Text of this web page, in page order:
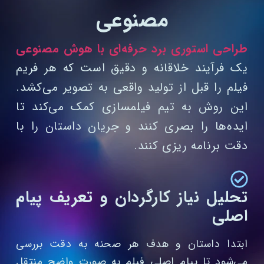
مصنوعی
طراحی استوری برد حرفه‌ای با هوش مصنوعی
یک فرآیند خلاقانه و دقیق است که هر فریم
فیلم را قبل از تولید واقعی به تصویر می‌کشد.
این روش به تیم فیلمسازی کمک می‌کند تا
ایده‌ها را بصری کنند و جریان داستان را با
دقت برنامه‌ ریزی کنند.
تحلیل نیاز کارگردان و تعریف پیام
اصلی
ابتدا داستان و هدف هر صحنه به دقت بررسی